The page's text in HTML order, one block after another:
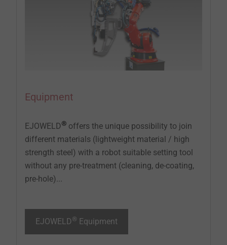
Equipment
EJOWELD® offers the unique possibility to join
different materials (lightweight material / high
strength steel) with a robot suitable setting tool
without any pre-treatment (cleaning, de-coating,
pre-hole)...
EJOWELD ® Equipment